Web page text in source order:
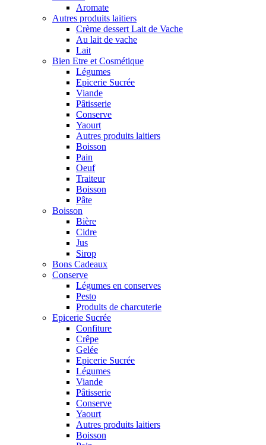
Aromate
Autres produits laitiers
Crème dessert Lait de Vache
Au lait de vache
Lait
Bien Etre et Cosmétique
Légumes
Epicerie Sucrée
Viande
Pâtisserie
Conserve
Yaourt
Autres produits laitiers
Boisson
Pain
Oeuf
Traiteur
Boisson
Pâte
Boisson
Bière
Cidre
Jus
Sirop
Bons Cadeaux
Conserve
Légumes en conserves
Pesto
Produits de charcuterie
Epicerie Sucrée
Confiture
Crêpe
Gelée
Epicerie Sucrée
Légumes
Viande
Pâtisserie
Conserve
Yaourt
Autres produits laitiers
Boisson